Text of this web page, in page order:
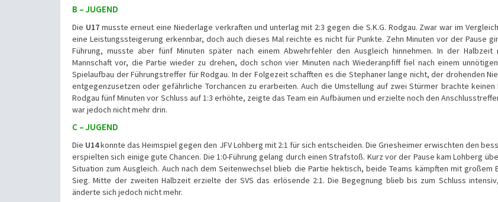
B – JUGEND
Die U17musste erneut eine Niederlage verkraften und unterlag mit 2:3 gegen die S.K.G. Rodgau. Zwar war im
eine Leistungssteigerung erkennbar, doch auch dieses Mal reichte es nicht für Punkte. Zehn Minuten vor der Pause
Führung, musste aber fünf Minuten später nach einem Abwehrfehler den Ausgleich hinnehmen. In der Halbzeit
Mannschaft vor, die Partie wieder zu drehen, doch schon vier Minuten nach Wiederanpfiff fiel nach einem
Spielaufbau der Führungstreffer für Rodgau. In der Folgezeit schafften es die Stephaner lange nicht, der drohenden
entgegenzusetzen oder gefährliche Torchancen zu erarbeiten. Auch die Umstellung auf zwei Stürmer brachte keinen
Rodgau fünf Minuten vor Schluss auf 1:3 erhöhte, zeigte das Team ein Aufbäumen und erzielte noch den
war jedoch nicht mehr drin.
C – JUGEND
Die U14konnte das Heimspiel gegen den JFV Lohberg mit 2:1 für sich entscheiden. Die Griesheimer erwischten den
erspielten sich einige gute Chancen. Die 1:0-Führung gelang durch einen Strafstoß. Kurz vor der Pause kam Lohberg
Situation zum Ausgleich. Auch nach dem Seitenwechsel blieb die Partie hektisch, beide Teams kämpften mit großem
Sieg. Mitte der zweiten Halbzeit erzielte der SVS das erlösende 2:1. Die Begegnung blieb bis zum Schluss
änderte sich jedoch nicht mehr.